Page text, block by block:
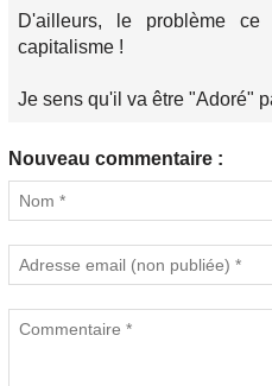
D'ailleurs, le problème
capitalisme !
Je sens qu'il va être "Adoré"
Nouveau commentaire :